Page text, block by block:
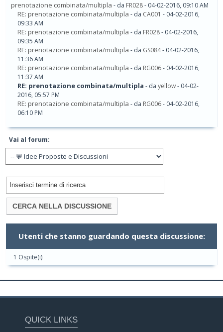
prenotazione combinata/multipla - da FR028- 04-02-2016, 09:10 AM
RE: prenotazione combinata/multipla - da CA001 - 04-02-2016,
09:33 AM
RE: prenotazione combinata/multipla - da FR028- 04-02-2016,
09:35 AM
RE: prenotazione combinata/multipla - da GS084- 04-02-2016,
11:36 AM
RE: prenotazione combinata/multipla - da RG006- 04-02-2016,
11:37 AM
RE: prenotazione combinata/multipla - da yellow- 04-02-
2016, 05:57 PM
RE: prenotazione combinata/multipla - da RG006- 04-02-2016,
06:10 PM
Vai al forum:
Utenti che stanno guardando questa discussione:
1 Ospite(i)
QUICK LINKS